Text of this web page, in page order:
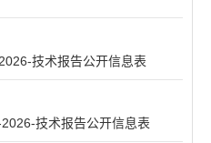
技术报告公开信息表
技术报告公开信息表